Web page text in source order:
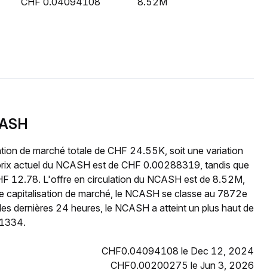
de marché totale de CHF 24.55K, soit une variation
actuel du NCASH est de CHF 0.00288319, tandis que
12.78. L'offre en circulation du NCASH est de 8.52M,
de marché, le NCASH se classe au 7872e
dernières 24 heures, le NCASH a atteint un plus haut de
CHF0.04094108 le Dec 12, 2024
CHF0.00200275 le Jun 3, 2026